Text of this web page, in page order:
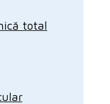
total